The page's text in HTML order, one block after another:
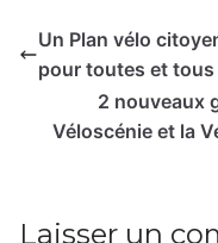
Un Plan vélo
pour toutes et tous
2 nouveaux
Véloscénie et la
Laisser un